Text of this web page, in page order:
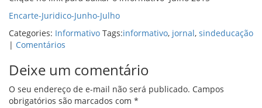
Encarte-Juridico-Junho-Julho
Categories: Informativo Tags:informativo, jornal, sindeducação
| Comentários
Deixe um comentário
O seu endereço de e-mail não será publicado. Campos
obrigatórios são marcados com *